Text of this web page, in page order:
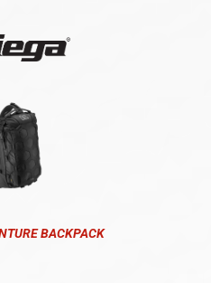
BACKPACK